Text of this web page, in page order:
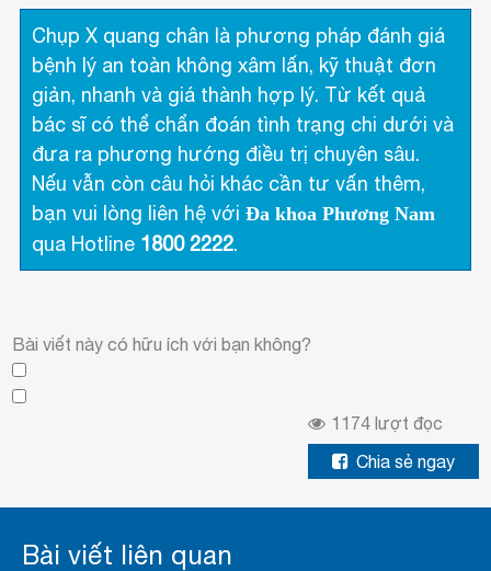
Chụp X quang chân là phương pháp đánh giá
bệnh lý an toàn không xâm lấn, kỹ thuật đơn
giản, nhanh và giá thành hợp lý. Từ kết quả
bác sĩ có thể chẩn đoán tình trạng chi dưới và
đưa ra phương hướng điều trị chuyên sâu.
Nếu vẫn còn câu hỏi khác cần tư vấn thêm,
bạn vui lòng liên hệ vớiĐa khoa Phương Nam
qua Hotline 1800 2222.
Bài viết này có hữu ích với bạn không?
1174lượt đọc
Chia sẻ ngay
Bài viết liên quan